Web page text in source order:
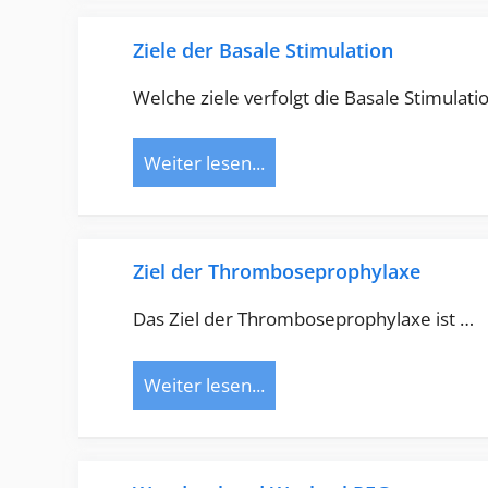
Ziele der Basale Stimulation
Welche ziele verfolgt die Basale
Weiter lesen...
Ziel der Thromboseprophylaxe
Das Ziel der Thromboseprophylaxe ist …
Weiter lesen...